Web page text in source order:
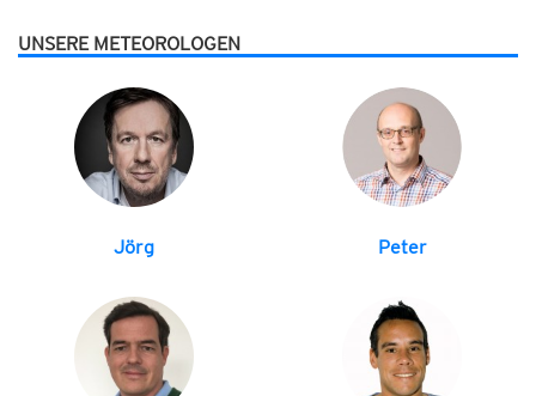
UNSERE METEOROLOGEN
Jörg Peter